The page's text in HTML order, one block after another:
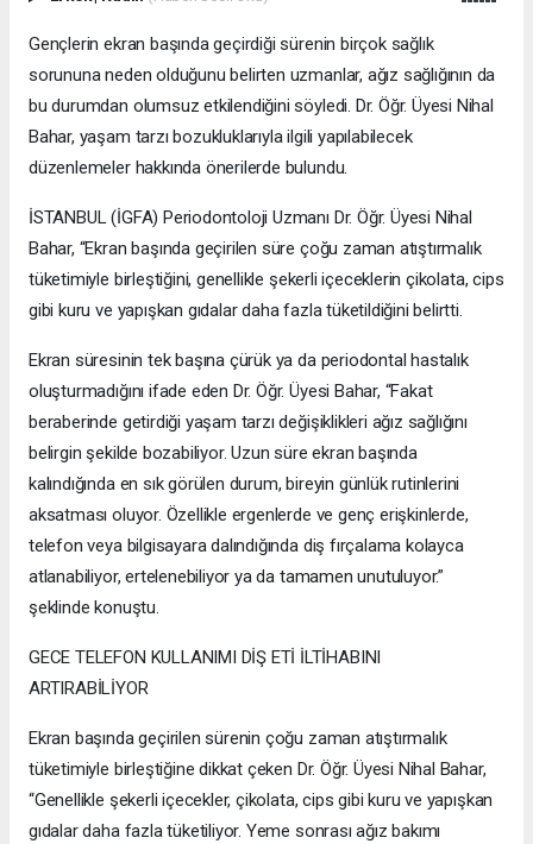
Gençlerin ekran başında geçirdiği sürenin birçok sağlık
sorununa neden olduğunu belirten uzmanlar, ağız sağlığının da
bu durumdan olumsuz etkilendiğini söyledi. Dr. Öğr. Üyesi Nihal
Bahar, yaşam tarzı bozukluklarıyla ilgili yapılabilecek
düzenlemeler hakkında önerilerde bulundu.
İSTANBUL (İGFA) Periodontoloji Uzmanı Dr. Öğr. Üyesi Nihal
Bahar, “Ekran başında geçirilen süre çoğu zaman atıştırmalık
tüketimiyle birleştiğini, genellikle şekerli içeceklerin çikolata, cips
gibi kuru ve yapışkan gıdalar daha fazla tüketildiğini belirtti.
Ekran süresinin tek başına çürük ya da periodontal hastalık
oluşturmadığını ifade eden Dr. Öğr. Üyesi Bahar, “Fakat
beraberinde getirdiği yaşam tarzı değişiklikleri ağız sağlığını
belirgin şekilde bozabiliyor. Uzun süre ekran başında
kalındığında en sık görülen durum, bireyin günlük rutinlerini
aksatması oluyor. Özellikle ergenlerde ve genç erişkinlerde,
telefon veya bilgisayara dalındığında diş fırçalama kolayca
atlanabiliyor, ertelenebiliyor ya da tamamen unutuluyor.”
şeklinde konuştu.
GECE TELEFON KULLANIMI DİŞ ETİ İLTİHABINI
ARTIRABİLİYOR
Ekran başında geçirilen sürenin çoğu zaman atıştırmalık
tüketimiyle birleştiğine dikkat çeken Dr. Öğr. Üyesi Nihal Bahar,
“Genellikle şekerli içecekler, çikolata, cips gibi kuru ve yapışkan
gıdalar daha fazla tüketiliyor. Yeme sonrası ağız bakımı